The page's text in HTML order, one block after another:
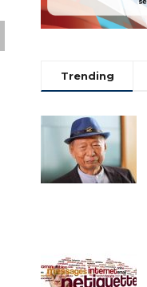
Trending